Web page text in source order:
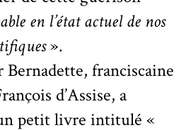
en l’état actuel de nos
».
franciscaine
d’Assise, a
petit livre intitulé «